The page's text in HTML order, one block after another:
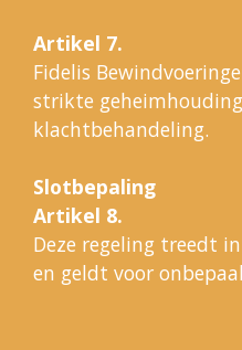
Artikel 7.
Fidelis
strikte
klachtbehandeling.
Slotbepaling
Artikel 8.
Deze regeling treedt
en geldt voor